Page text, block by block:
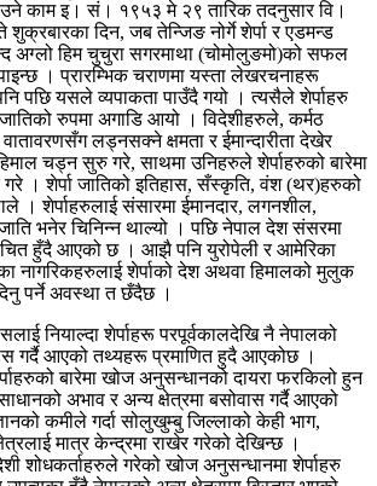
काम इ। सं। १९५३ मे २९ तारिक तदनुसार वि।
दिन, जब तेन्जिङ नोर्गे शेर्पा र एडमन्ड
अग्लो हिम चुचुरा सगरमाथा (चोमोलुङमो)को सफल
। प्रारम्भिक चराणमा यस्ता लेखरचनाहरू
पछि यसले व्यपाकता पाउँदै गयो । त्यसैले शेर्पाहरु
रुपमा अगाडि आयो । विदेशीहरुले, कर्मठ
वातावरणसँग लड्नसक्ने क्षमता र ईमान्दारीता देखेर
चड्न सुरु गरे, साथमा उनिहरुले शेर्पाहरुको बारेमा
। शेर्पा जातिको इतिहास, सँस्कृति, वंश (थर)हरुको
। शेर्पाहरुलाई संसारमा ईमानदार, लगनशील,
भनेर चिनिन्न थाल्यो । पछि नेपाल देश संसरमा
हुँदै आएको छ । आझै पनि युरोपेली र आमेरिका
नागरिकहरुलाई शेर्पाको देश अथवा हिमालको मुलुक
पर्ने अवस्था त छँदैछ ।
नियाल्दा शेर्पाहरू परपूर्वकालदेखि नै नेपालको
गर्दै आएको तथ्यहरू प्रमाणित हुदै आएकोछ ।
बारेमा खोज अनुसन्धानको दायरा फरकिलो हुन
अभाव र अन्य क्षेत्रमा बसोवास गर्दै आएको
कमीले गर्दा सोलुखुम्बु जिल्लाको केही भाग,
मात्र केन्द्रमा राखेर गरेको देखिन्छ ।
शोधकर्ताहरुले गरेको खोज अनुसन्धानमा शेर्पाहरु